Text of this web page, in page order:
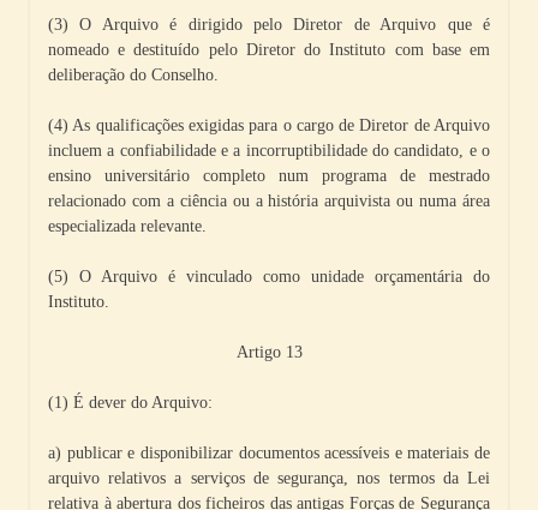
(3) O Arquivo é dirigido pelo Diretor de Arquivo que é
nomeado e destituído pelo Diretor do Instituto com base em
deliberação do Conselho.
(4) As qualificações exigidas para o cargo de Diretor de Arquivo
incluem a confiabilidade e a incorruptibilidade do candidato, e o
ensino universitário completo num programa de mestrado
relacionado com a ciência ou a história arquivista ou numa área
especializada relevante.
(5) O Arquivo é vinculado como unidade orçamentária do
Instituto.
Artigo 13
(1) É dever do Arquivo:
a) publicar e disponibilizar documentos acessíveis e materiais de
arquivo relativos a serviços de segurança, nos termos da Lei
relativa à abertura dos ficheiros das antigas Forças de Segurança